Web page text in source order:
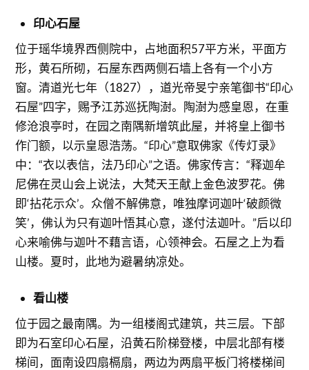
印心石屋
位于瑶华境界西侧院中，占地面积57平方米，平面方
形，黄石所砌，石屋东西两侧石墙上各有一个小方
窗。清道光七年（1827），道光帝旻宁亲笔御书“印心
石屋”四字，赐予江苏巡抚陶澍。陶澍为感皇恩，在重
修沧浪亭时，在园之南隅新增筑此屋，并将皇上御书
作门额，以示皇恩浩荡。“印心”意取佛家《传灯录》
中：“衣以表信，法乃印心”之语。佛家传言：“释迦牟
尼佛在灵山会上说法，大梵天王献上金色波罗花。佛
即‘拈花示众’。众僧不解佛意，唯独摩诃迦叶‘破颜微
笑’，佛认为只有迦叶悟其心意，遂付法迦叶。”后以印
心来喻佛与迦叶不藉言语，心领神会。石屋之上为看
山楼。夏时，此地为避暑纳凉处。
看山楼
位于园之最南隅。为一组楼阁式建筑，共三层。下部
即为石室印心石屋，沿黄石阶梯登楼，中层北部有楼
梯间，面南设四扇槅扇，两边为两扇平板门将楼梯间